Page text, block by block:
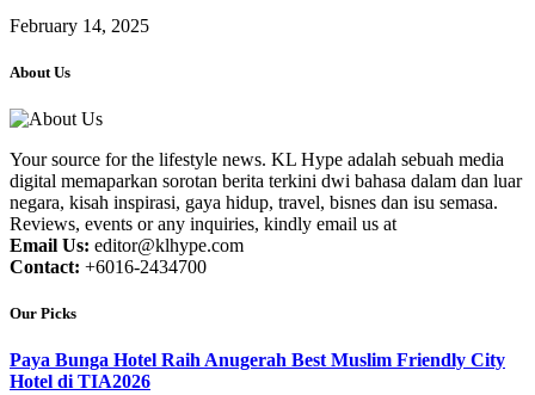
February 14, 2025
About Us
Your source for the lifestyle news. KL Hype adalah sebuah media
digital memaparkan sorotan berita terkini dwi bahasa dalam dan luar
negara, kisah inspirasi, gaya hidup, travel, bisnes dan isu semasa.
Reviews, events or any inquiries, kindly email us at
Email Us: editor@klhype.com
Contact: +6016-2434700
Our Picks
Paya Bunga Hotel Raih Anugerah Best Muslim Friendly City
Hotel di TIA2026